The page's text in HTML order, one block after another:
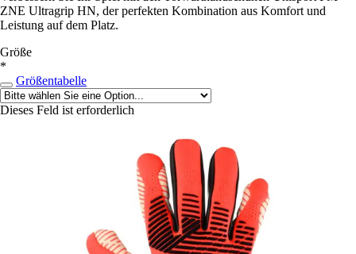
ZNE Ultragrip HN, der perfekten Kombination aus Komfort und
Leistung auf dem Platz.
Größe
*
Größentabelle
Dieses Feld ist erforderlich